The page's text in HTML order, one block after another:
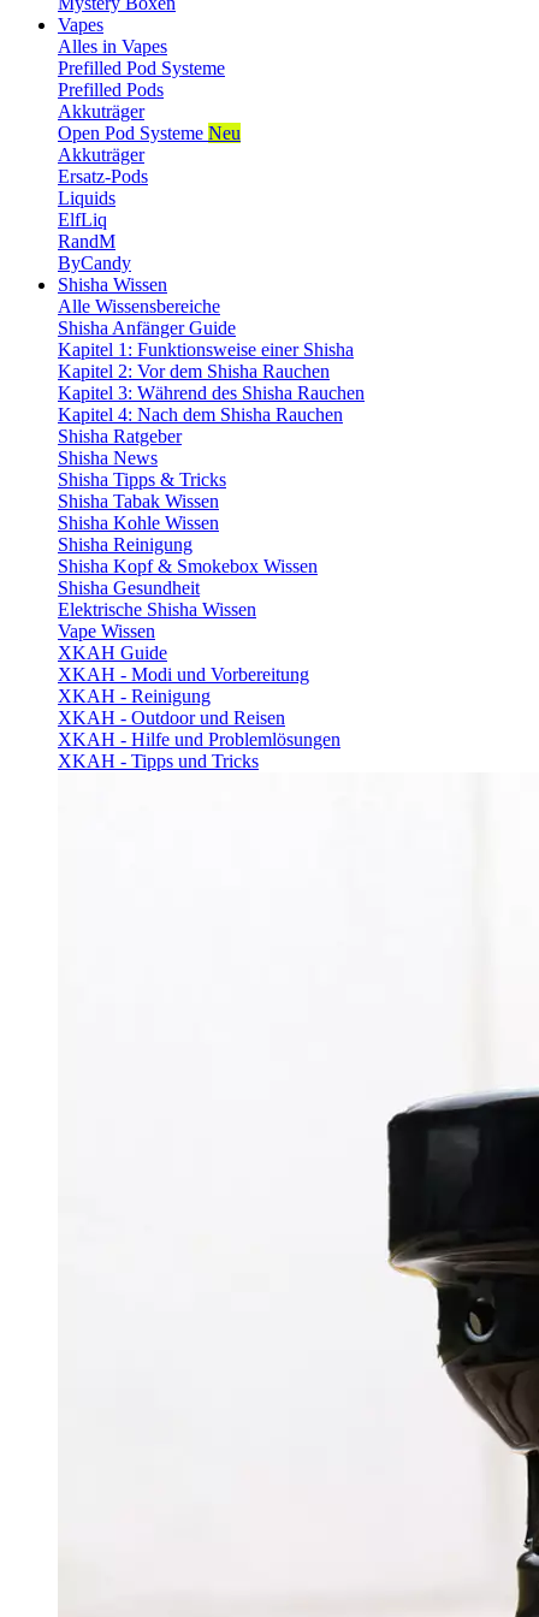
Vapes
Alles in Vapes
Prefilled Pod Systeme
Prefilled Pods
Akkuträger
Open Pod Systeme Neu
Akkuträger
Ersatz-Pods
Liquids
ElfLiq
RandM
ByCandy
Shisha Wissen
Alle Wissensbereiche
Shisha Anfänger Guide
Kapitel 1: Funktionsweise einer Shisha
Kapitel 2: Vor dem Shisha Rauchen
Kapitel 3: Während des Shisha Rauchen
Kapitel 4: Nach dem Shisha Rauchen
Shisha Ratgeber
Shisha News
Shisha Tipps & Tricks
Shisha Tabak Wissen
Shisha Kohle Wissen
Shisha Reinigung
Shisha Kopf & Smokebox Wissen
Shisha Gesundheit
Elektrische Shisha Wissen
Vape Wissen
XKAH Guide
XKAH - Modi und Vorbereitung
XKAH - Reinigung
XKAH - Outdoor und Reisen
XKAH - Hilfe und Problemlösungen
XKAH - Tipps und Tricks